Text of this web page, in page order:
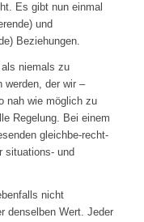
Es gibt nun einmal
und
Beziehungen.
niemals zu
werden, der wir –
nah wie möglich zu
Regelung. Bei einem
gleichbe-recht-
situations- und
nicht
denselben Wert. Jeder